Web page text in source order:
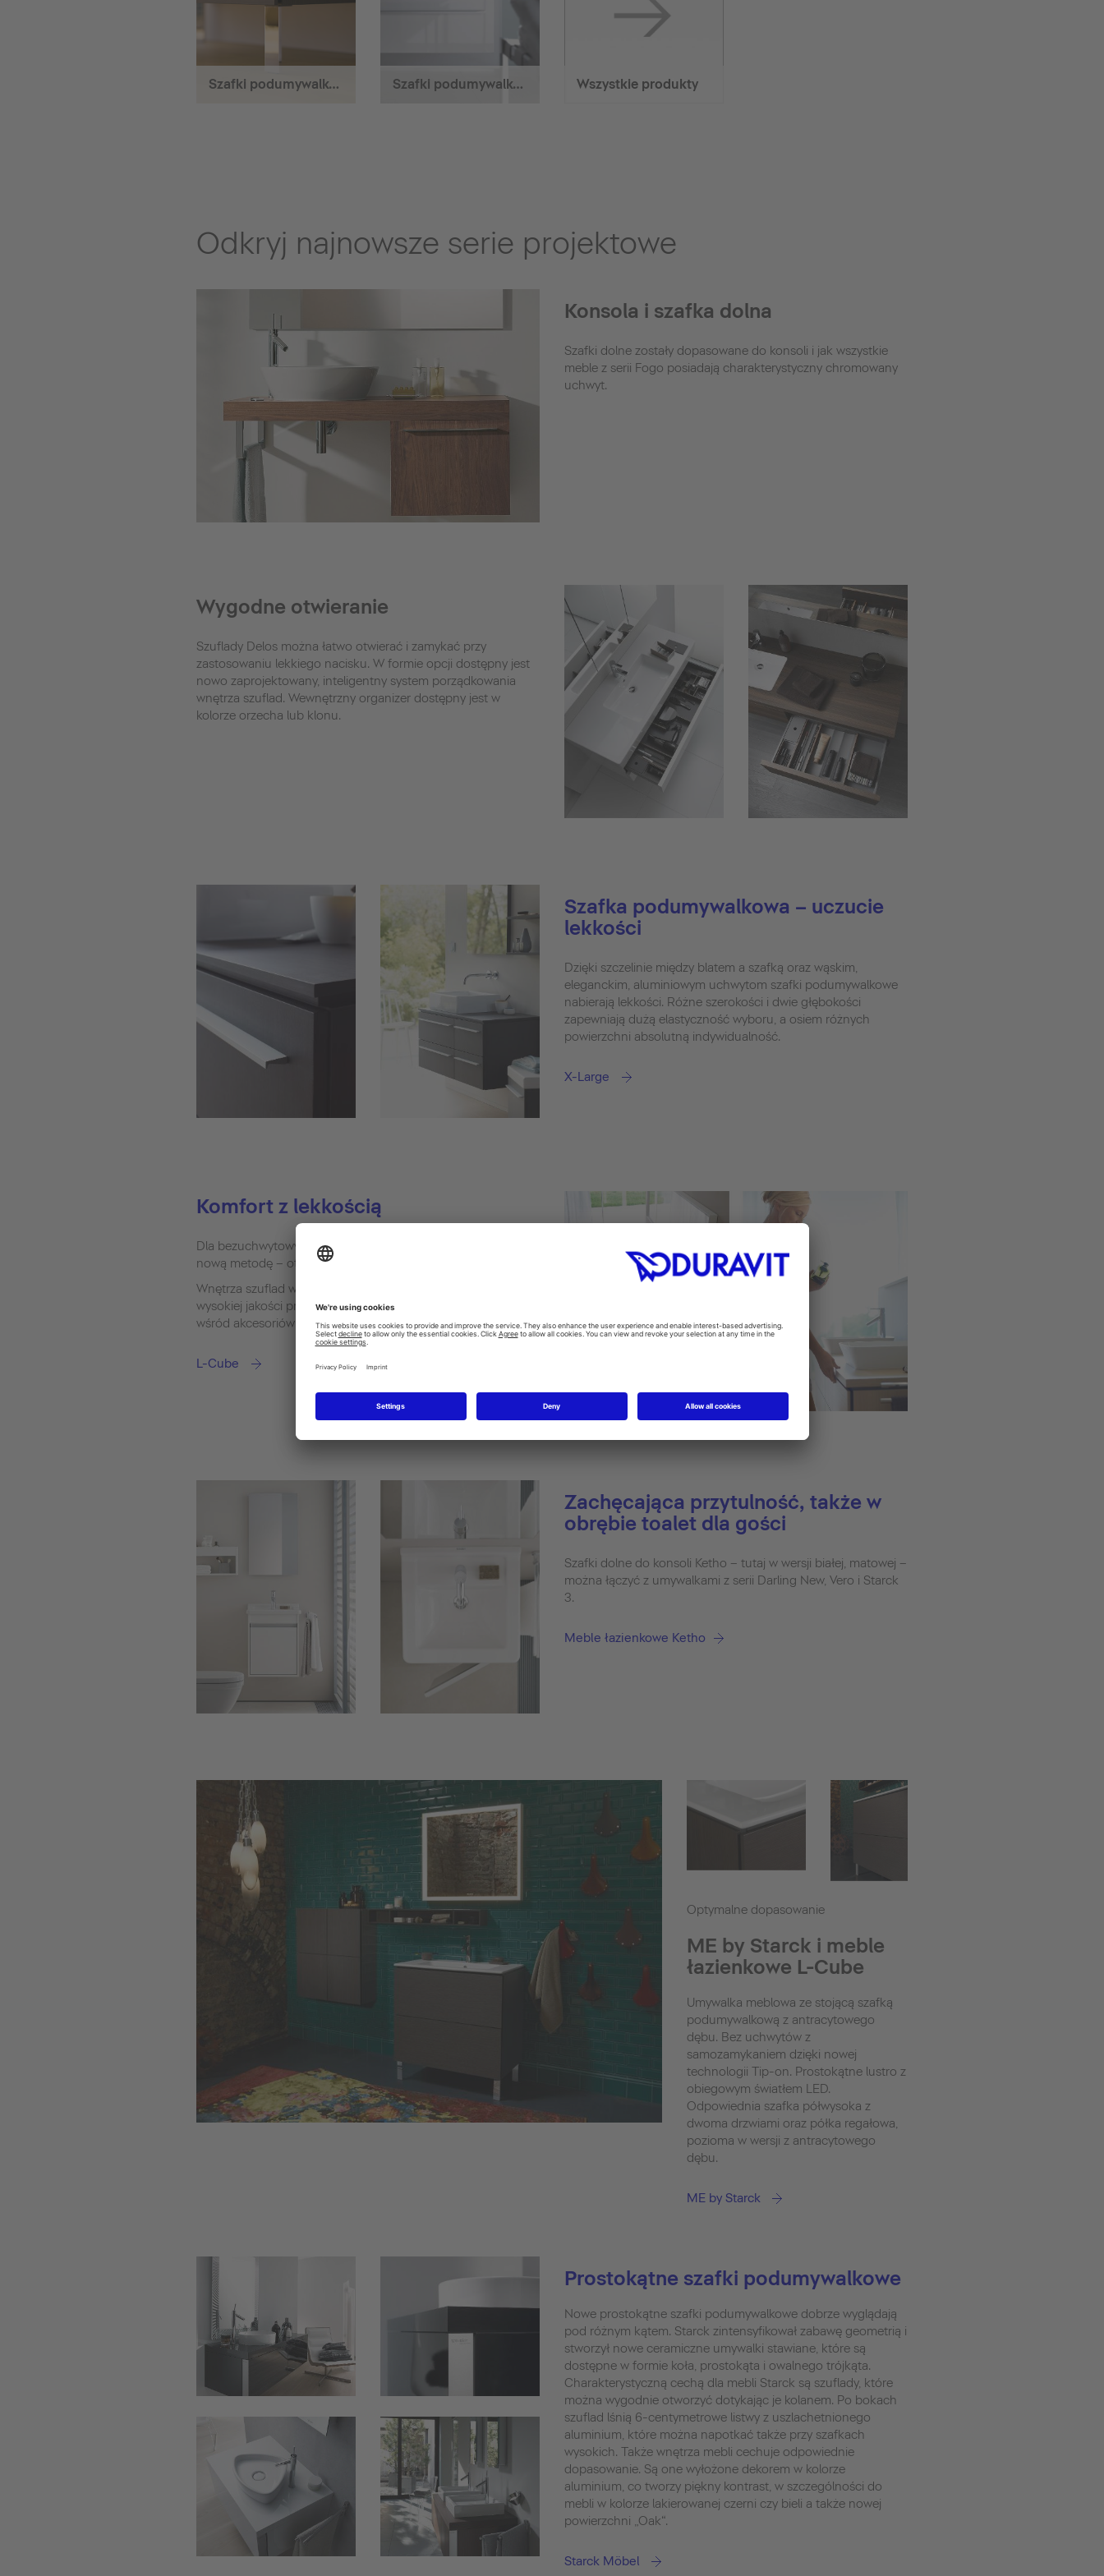
Szafki podumywalkowe stojące Szafki podumywalkowe wiszące Wszystkie produkty
Odkryj najnowsze serie projektowe
Konsola i szafka dolna
Szafki dolne zostały dopasowane do konsoli i jak wszystkie
meble z serii Fogo posiadają charakterystyczny chromowany
uchwyt.
Wygodne otwieranie
Szuflady Delos można łatwo otwierać i zamykać przy
zastosowaniu lekkiego nacisku. W formie opcji dostępny jest
nowo zaprojektowany, inteligentny system porządkowania
wnętrza szuflad. Wewnętrzny organizer dostępny jest w
kolorze orzecha lub klonu.
Szafka podumywalkowa – uczucie
lekkości
Dzięki szczelinie między blatem a szafką oraz wąskim,
eleganckim, aluminiowym uchwytom szafki podumywalkowe
nabierają lekkości. Różne szerokości i dwie głębokości
zapewniają dużą elastyczność wyboru, a osiem różnych
powierzchni absolutną indywidualność.
X-Large
Komfort z lekkością
Dla bezuchwytowych szuflad szafek meblowych stworzono
nową metodę – otwieranie za pomocą technologii „Tip-on”.
Wnętrza szuflad w odcieniu głębokiej czerni wyposażone są w
wysokiej jakości przegrody zapewniające utrzymanie porządku
wśród akcesoriów łazienkowych.
L-Cube
Zachęcająca przytulność, także w
obrębie toalet dla gości
Szafki dolne do konsoli Ketho – tutaj w wersji białej, matowej –
można łączyć z umywalkami z serii Darling New, Vero i Starck
3.
Meble łazienkowe Ketho
Optymalne dopasowanie
ME by Starck i meble
łazienkowe L-Cube
Umywalka meblowa ze stojącą szafką
podumywalkową z antracytowego
dębu. Bez uchwytów z
samozamykaniem dzięki nowej
technologii Tip-on. Prostokątne lustro z
obiegowym światłem LED.
Odpowiednia szafka półwysoka z
dwoma drzwiami oraz półka regałowa,
pozioma w wersji z antracytowego
dębu.
ME by Starck
Prostokątne szafki podumywalkowe
Nowe prostokątne szafki podumywalkowe dobrze wyglądają
pod różnym kątem. Starck zintensyfikował zabawę geometrią i
stworzył nowe ceramiczne umywalki stawiane, które są
dostępne w formie koła, prostokąta i owalnego trójkąta.
Charakterystyczną cechą dla mebli Starck są szuflady, które
można wygodnie otworzyć dotykając je kolanem. Po bokach
szuflad lśnią 6-centymetrowe listwy z uszlachetnionego
aluminium, które można napotkać także przy szafkach
wysokich. Także wnętrza mebli cechuje odpowiednie
dopasowanie. Są one wyłożone dekorem w kolorze
aluminium, co tworzy piękny kontrast, w szczególności do
mebli w kolorze lakierowanej czerni czy bieli a także nowej
powierzchni „Oak“.
Starck Möbel